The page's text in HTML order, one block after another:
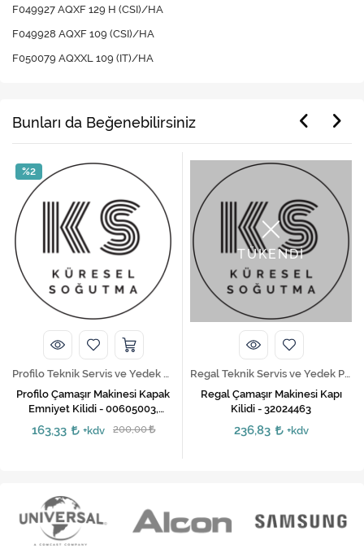
F049927 AQXF 129 H (CSI)/HA
F049928 AQXF 109 (CSI)/HA
F050079 AQXXL 109 (IT)/HA
Bunları da Beğenebilirsiniz
%2
Profilo Teknik Servis ve Yedek Parça Hizmetleri
Profilo Çamaşır Makinesi Kapak
Emniyet Kilidi - 00605003,
00610682, 00610147
163,33 +kdv 200,00
TÜKENDİ
Regal Teknik Servis ve Yedek Parça Hizmetleri
Regal Çamaşır Makinesi Kapı
Kilidi - 32024463
236,83 +kdv